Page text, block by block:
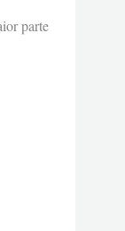
parte